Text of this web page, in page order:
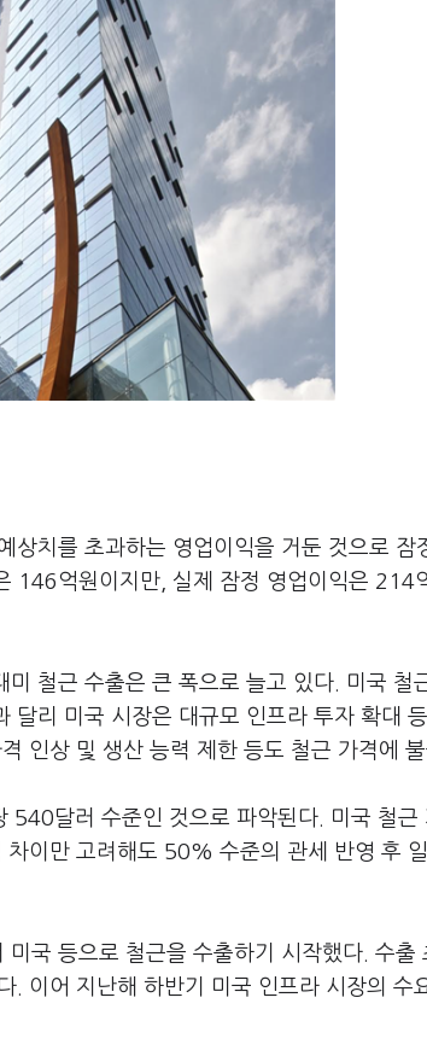
치를 초과하는 영업이익을 거둔 것으로 잠
146억원이지만, 실제 잠정 영업이익은 214
철근 수출은 큰 폭으로 늘고 있다. 미국 철
달리 미국 시장은 대규모 인프라 투자 확대
인상 및 생산 능력 제한 등도 철근 가격에 불
540달러 수준인 것으로 파악된다. 미국 철근
이만 고려해도 50% 수준의 관세 반영 후
국 등으로 철근을 수출하기 시작했다. 수출
. 이어 지난해 하반기 미국 인프라 시장의 수